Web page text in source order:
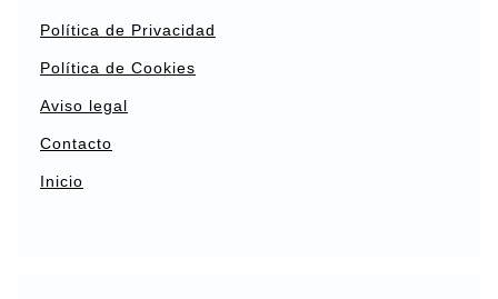
Política de Privacidad
Política de Cookies
Aviso legal
Contacto
Inicio